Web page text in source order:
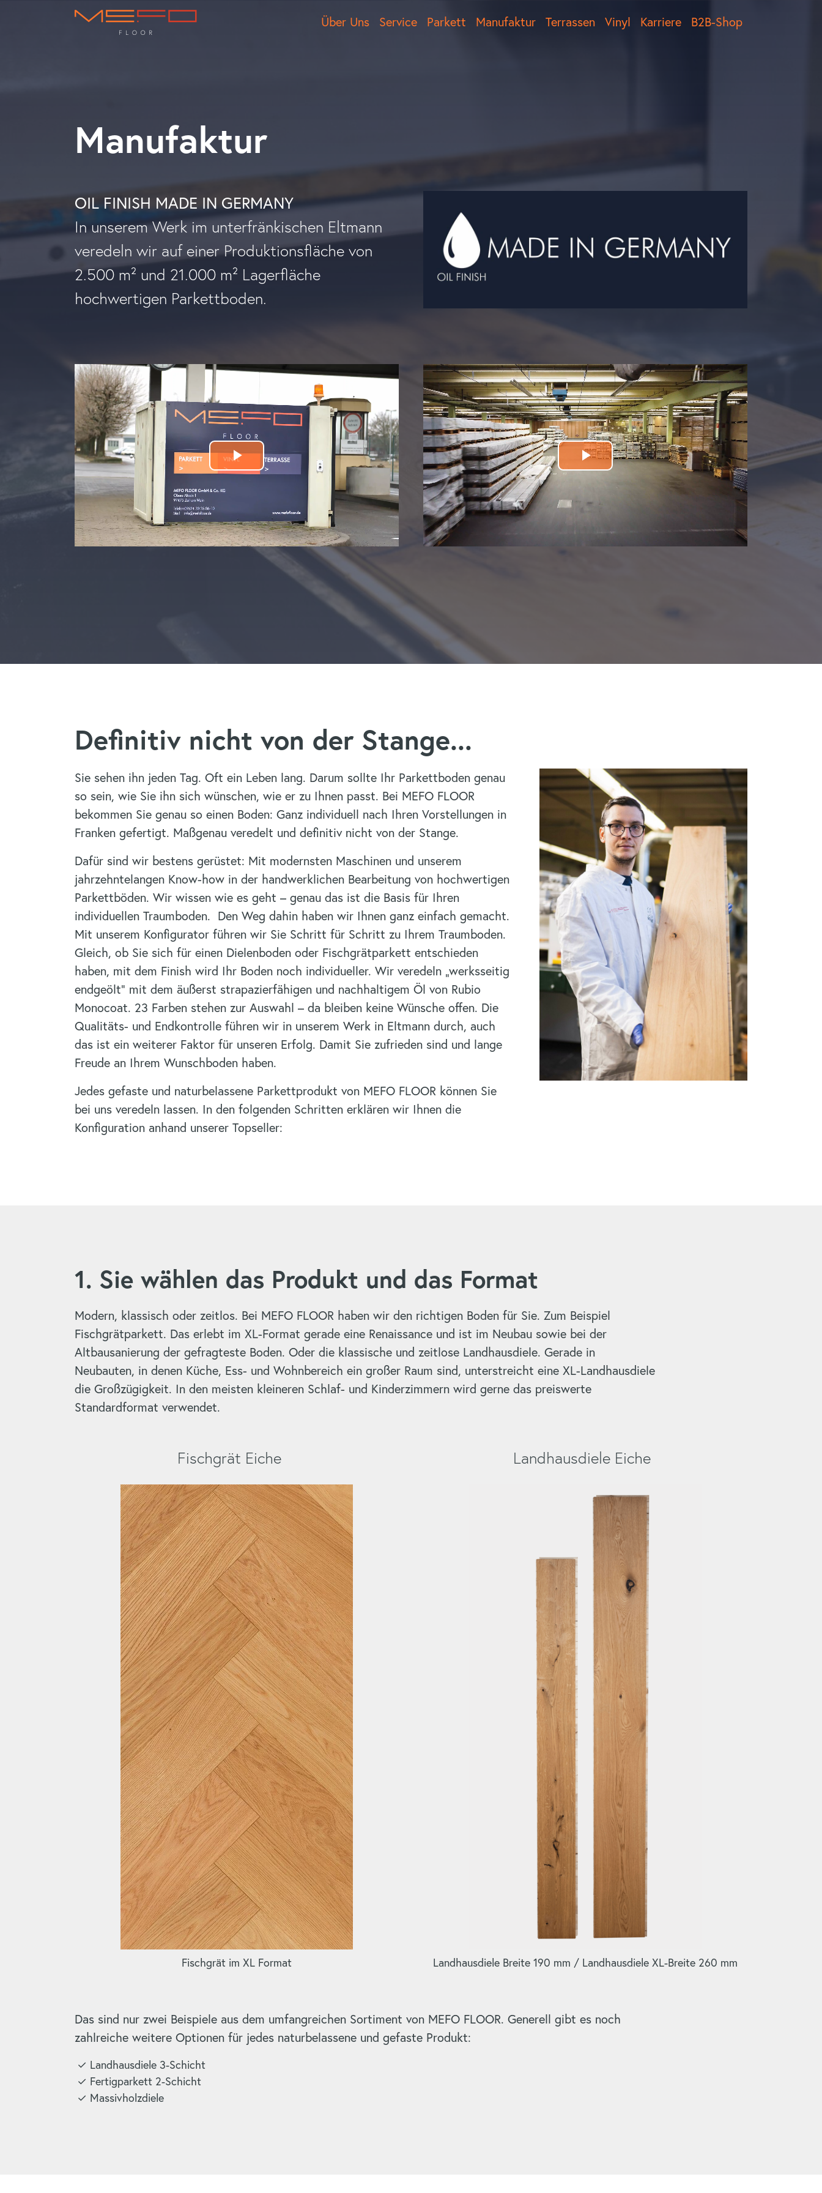
Über Uns Service Parkett Manufaktur Terrassen Vinyl Karriere B2B-Shop
Manufaktur
OIL FINISH MADE IN GERMANY
In unserem Werk im unterfränkischen Eltmann
veredeln wir auf einer Produktionsfläche von
2.500 m² und 21.000 m² Lagerfläche
hochwertigen Parkettboden.
Play
Play
Video
Definitiv nicht von der Stange...
Sie sehen ihn jeden Tag. Oft ein Leben lang. Darum sollte Ihr Parkettboden genau
so sein, wie Sie ihn sich wünschen, wie er zu Ihnen passt. Bei MEFO FLOOR
bekommen Sie genau so einen Boden: Ganz individuell nach Ihren Vorstellungen in
Franken gefertigt. Maßgenau veredelt und definitiv nicht von der Stange.
Dafür sind wir bestens gerüstet: Mit modernsten Maschinen und unserem
jahrzehntelangen Know-how in der handwerklichen Bearbeitung von hochwertigen
Parkettböden. Wir wissen wie es geht – genau das ist die Basis für Ihren
individuellen Traumboden. Den Weg dahin haben wir Ihnen ganz einfach gemacht.
Mit unserem Konfigurator führen wir Sie Schritt für Schritt zu Ihrem Traumboden.
Gleich, ob Sie sich für einen Dielenboden oder Fischgrätparkett entschieden
haben, mit dem Finish wird Ihr Boden noch individueller. Wir veredeln „werksseitig
endgeölt“ mit dem äußerst strapazierfähigen und nachhaltigem Öl von Rubio
Monocoat. 23 Farben stehen zur Auswahl – da bleiben keine Wünsche offen. Die
Qualitäts- und Endkontrolle führen wir in unserem Werk in Eltmann durch, auch
das ist ein weiterer Faktor für unseren Erfolg. Damit Sie zufrieden sind und lange
Freude an Ihrem Wunschboden haben.
Jedes gefaste und naturbelassene Parkettprodukt von MEFO FLOOR können Sie
bei uns veredeln lassen. In den folgenden Schritten erklären wir Ihnen die
Konfiguration anhand unserer Topseller:
1. Sie wählen das Produkt und das Format
Modern, klassisch oder zeitlos. Bei MEFO FLOOR haben wir den richtigen Boden für Sie. Zum Beispiel
Fischgrätparkett. Das erlebt im XL-Format gerade eine Renaissance und ist im Neubau sowie bei der
Altbausanierung der gefragteste Boden. Oder die klassische und zeitlose Landhausdiele. Gerade in
Neubauten, in denen Küche, Ess- und Wohnbereich ein großer Raum sind, unterstreicht eine XL-Landhausdiele
die Großzügigkeit. In den meisten kleineren Schlaf- und Kinderzimmern wird gerne das preiswerte
Standardformat verwendet.
Fischgrät Eiche
Fischgrät im XL Format
Landhausdiele Eiche
Landhausdiele Breite 190 mm / Landhausdiele XL-Breite 260 mm
Das sind nur zwei Beispiele aus dem umfangreichen Sortiment von MEFO FLOOR. Generell gibt es noch
zahlreiche weitere Optionen für jedes naturbelassene und gefaste Produkt:
Landhausdiele 3-Schicht
Fertigparkett 2-Schicht
Massivholzdiele